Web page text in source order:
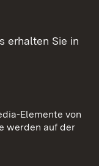
erhalten Sie in
Elemente von
werden auf der